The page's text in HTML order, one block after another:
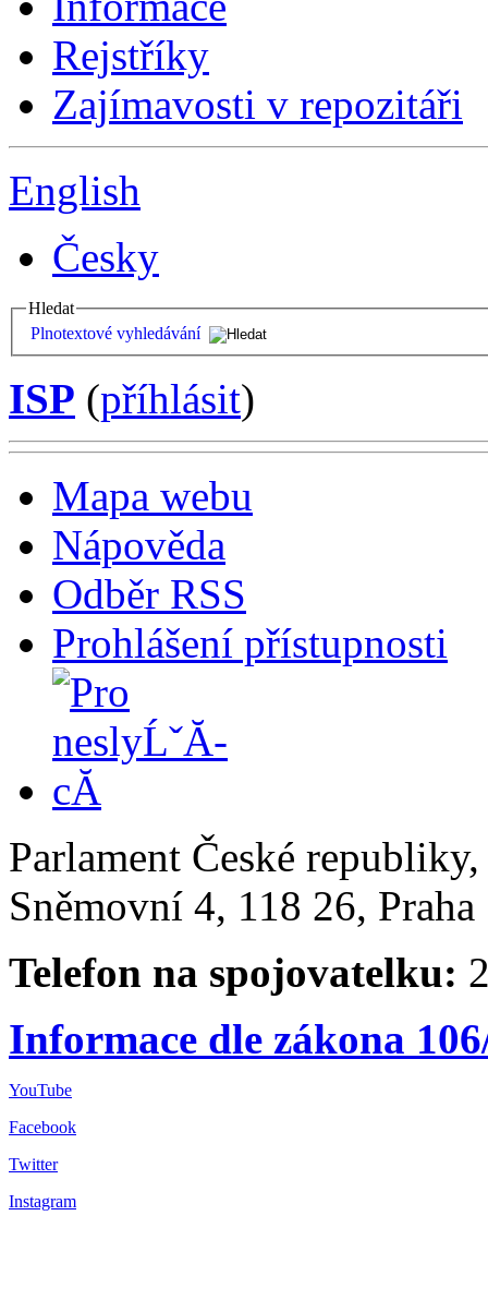
Rejstříky
Zajímavosti v repozitáři
English
Česky
Hledat
Plnotextové vyhledávání
ISP (příhlásit)
Mapa webu
Nápověda
Odběr RSS
Prohlášení přístupnosti
Parlament České
Sněmovní 4, 118 26,
Telefon na spojovatelku:
Informace dle zákona
YouTube
Facebook
Twitter
Instagram